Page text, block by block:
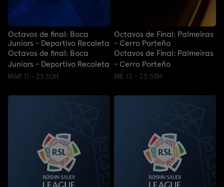
Octavos de final: Boca
Juniors - Deportivo Recoleta
Octavos de final: Boca
Juniors - Deportivo Recoleta
MAR 11 - 23:50H
Octavos de Final: Palmeiras
- Cerro Porteño
Octavos de Final: Palmeiras
- Cerro Porteño
MIÉ 12 - 23:50H